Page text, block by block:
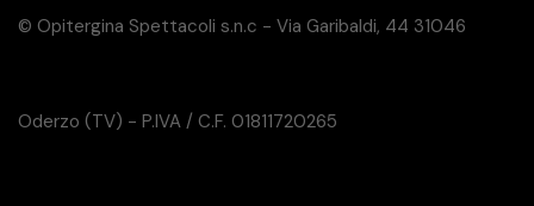
© Opitergina Spettacoli s.n.c - Via Garibaldi, 44 31046
Oderzo (TV) - P.IVA / C.F. 01811720265